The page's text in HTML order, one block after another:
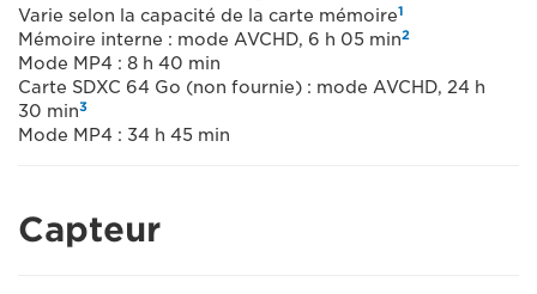
Varie selon la capacité de la carte mémoire1
Mémoire interne : mode AVCHD, 6 h 05 min2
Mode MP4 : 8 h 40 min
Carte SDXC 64 Go (non fournie) : mode AVCHD, 24 h
30 min3
Mode MP4 : 34 h 45 min
Capteur